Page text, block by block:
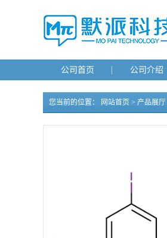
公司首页 公司介绍
您当前的位置： 网站首页 > 产品展厅